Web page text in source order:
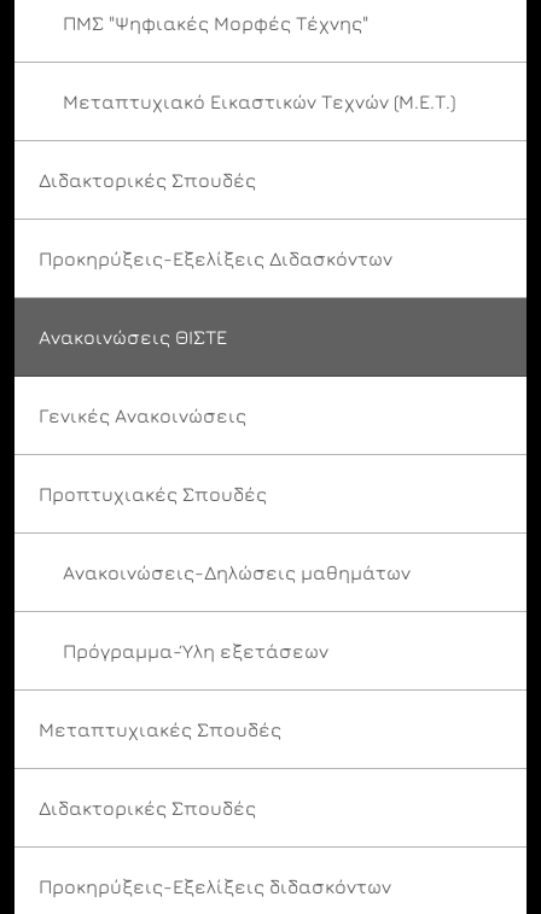
ΠΜΣ "Ψηφιακές Μορφές Τέχνης"
Μεταπτυχιακό Εικαστικών Τεχνών (Μ.Ε.Τ.)
Διδακτορικές Σπουδές
Προκηρύξεις-Εξελίξεις Διδασκόντων
Ανακοινώσεις ΘΙΣΤΕ
Γενικές Ανακοινώσεις
Προπτυχιακές Σπουδές
Ανακοινώσεις-Δηλώσεις μαθημάτων
Πρόγραμμα-Ύλη εξετάσεων
Μεταπτυχιακές Σπουδές
Διδακτορικές Σπουδές
Προκηρύξεις-Εξελίξεις διδασκόντων